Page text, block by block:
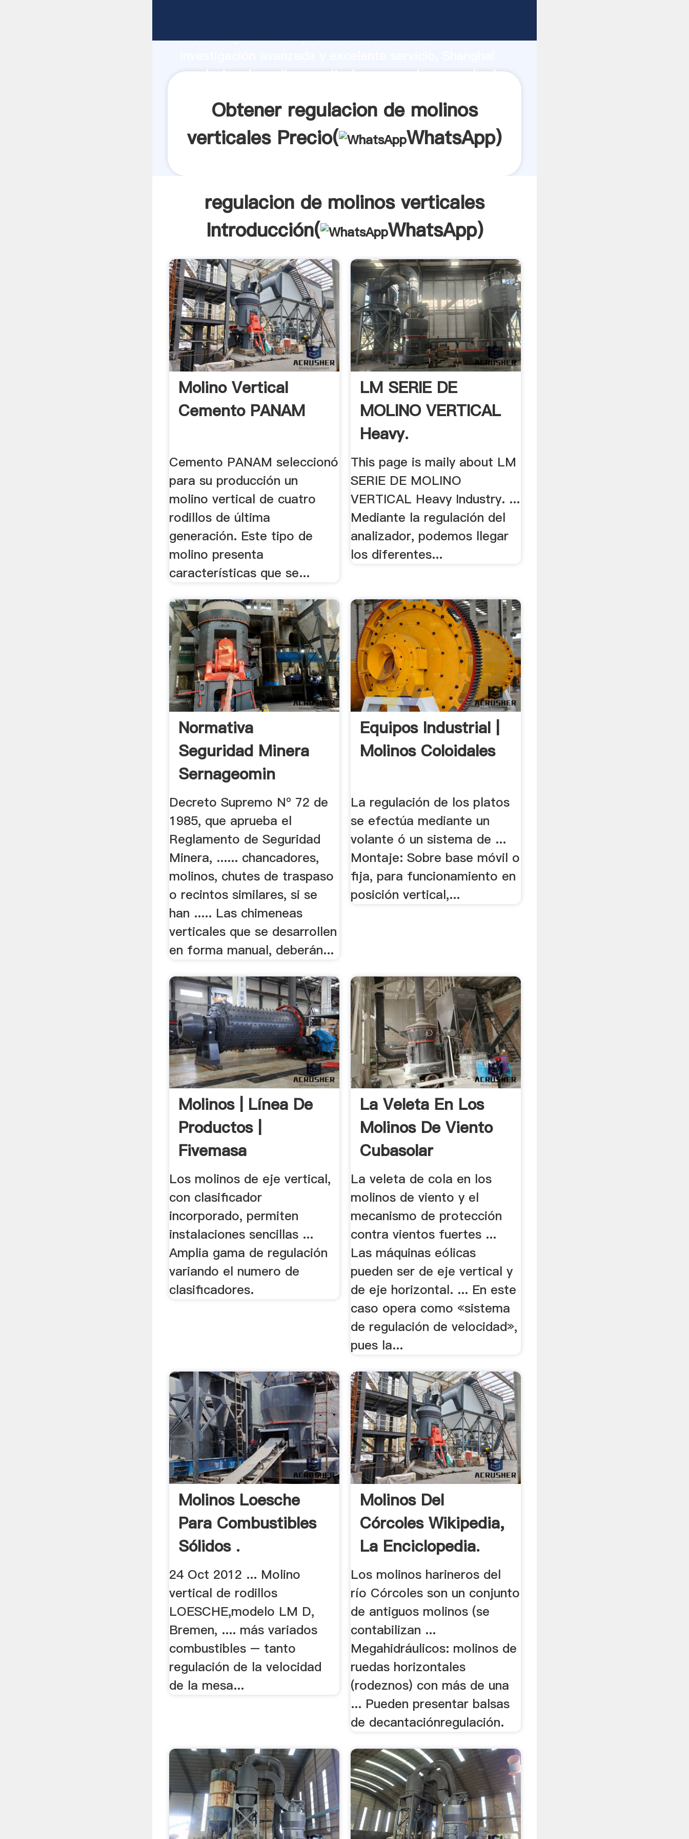
fuerte capacidad de producción, fuerza de
regulacion de molinos verticales proveedor crea el valor
Obtener regulacion de molinos
verticales Precio(
WhatsApp)
regulacion de molinos verticales
Introducción(
WhatsApp)
Molino Vertical
Cemento PANAM
Cemento PANAM seleccionó
para su producción un
molino vertical de cuatro
rodillos de última
generación. Este tipo de
molino presenta
características que se...
LM SERIE DE
MOLINO VERTICAL
Heavy.
This page is maily about LM
SERIE DE MOLINO
VERTICAL Heavy Industry. ...
Mediante la regulación del
analizador, podemos llegar
los diferentes...
Normativa
Seguridad Minera
Sernageomin
Decreto Supremo Nº 72 de
1985, que aprueba el
Reglamento de Seguridad
Minera, ...... chancadores,
molinos, chutes de traspaso
o recintos similares, si se
han ..... Las chimeneas
verticales que se desarrollen
en forma manual, deberán...
Equipos Industrial |
Molinos Coloidales
La regulación de los platos
se efectúa mediante un
volante ó un sistema de ...
Montaje: Sobre base móvil o
fija, para funcionamiento en
posición vertical,...
Molinos | Línea De
Productos |
Fivemasa
Los molinos de eje vertical,
con clasificador
incorporado, permiten
instalaciones sencillas ...
Amplia gama de regulación
variando el numero de
clasificadores.
La Veleta En Los
Molinos De Viento
Cubasolar
La veleta de cola en los
molinos de viento y el
mecanismo de protección
contra vientos fuertes ...
Las máquinas eólicas
pueden ser de eje vertical y
de eje horizontal. ... En este
caso opera como «sistema
de regulación de velocidad»,
pues la...
Molinos Loesche
Para Combustibles
Sólidos .
24 Oct 2012 ... Molino
vertical de rodillos
LOESCHE,modelo LM D,
Bremen, .... más variados
combustibles – tanto
regulación de la velocidad
de la mesa...
Molinos Del
Córcoles Wikipedia,
La Enciclopedia.
Los molinos harineros del
río Córcoles son un conjunto
de antiguos molinos (se
contabilizan ...
Megahidráulicos: molinos de
ruedas horizontales
(rodeznos) con más de una
... Pueden presentar balsas
de decantaciónregulación.